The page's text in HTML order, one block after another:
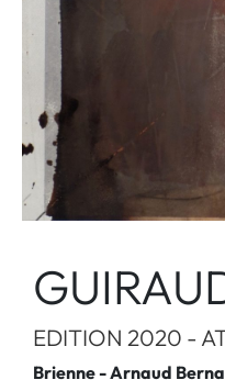
EDITION 2020 -
Brienne - Arnaud